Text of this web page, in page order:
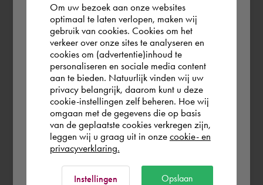
According to us you are situated in Rest of
the world. Please confirm in which country
you wish to shop.
Deutschland
Rest of the world
Om uw bezoek aan onze websites
optimaal te laten verlopen, maken wij
gebruik van cookies. Cookies om het
verkeer over onze sites te analyseren en
cookies om (advertentie)inhoud te
personaliseren en sociale media content
aan te bieden. Natuurlijk vinden wij uw
privacy belangrijk, daarom kunt u deze
cookie-instellingen zelf beheren. Hoe wij
omgaan met de gegevens die op basis
van de geplaatste cookies verkregen zijn,
leggen wij u graag uit in onze cookie- en
privacyverklaring.
Instellingen Opslaan